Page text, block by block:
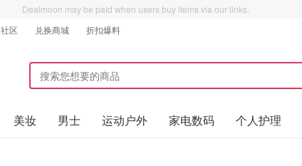
Dealmoon may be paid when users buy items via our links.
社区 兑换商城 折扣爆料
美妆 男士 运动户外 家电数码 个人护理